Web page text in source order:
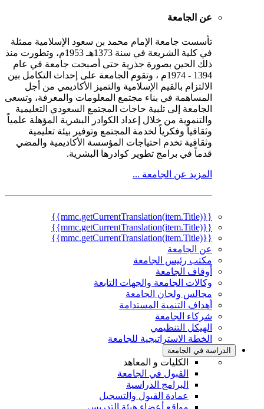
عن الجامعة
تأسست جامعة الإمام محمد بن سعود الإسلامية ممثلة
في كلية الشريعة في سنة 1373هـ 1953م، وتطورت منذ
ذلك الحين بصورة جذرية حتى أصبحت جامعة في عام
1394 - 1974م ، وتقوم الجامعة على إحداث التكامل بين
الالتزام بالقيم الإسلامية والتميز الأكاديمي من أجل
المساهمة في بناء مجتمع المعلومات والمعرفة، وتسعى
الجامعة إلى تلبية حاجات المجتمع السعودي التعليمية
والتنموية من خلال إعداد الكوادر البشرية المؤهلة علمياً
وثقافياً وفكرياً لخدمة المجتمع وتوفير بيئة تعليمية
وثقافية تخدم احتياجات المؤسسة الأكاديمية والمضي
قدماً في برامج تطوير كوادرها البشرية.
المزيد عن الجامعة ...
{{mmc.getCurrentTranslation(item.Title)}}
{{mmc.getCurrentTranslation(item.Title)}}
{{mmc.getCurrentTranslation(item.Title)}}
عن الجامعة
مكتب رئيس الجامعة
أوقاف الجامعة
وكالات الجامعة والجهات التابعة
مجالس ولجان الجامعة
أهداف التنمية المستدامة
شركاء الجامعة
الهيكل التنظيمي
الخطة الاستراتيجية للجامعة
الدراسة في الجامعة
الكليات و المعاهد
القبول في الجامعة
البرامج الدراسية
عمادة القبول والتسجيل
مواقع أعضاء هيئة التدريس